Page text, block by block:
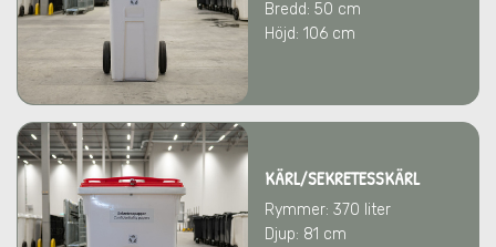
Bredd: 50 cm
Höjd: 106 cm
KÄRL/SEKRETESSKÄRL
Rymmer: 370 liter
Djup: 81 cm